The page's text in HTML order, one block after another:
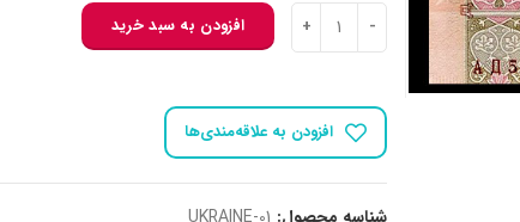
اسکناس اوکراین 2 گریونا 2013 عدد افزودن به سبد خرید
افزودن به علاقه‌مندی‌ها